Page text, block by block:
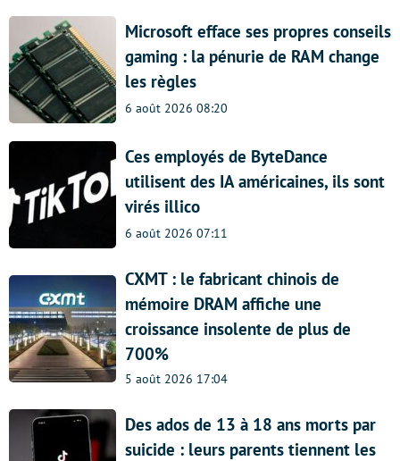
Microsoft efface ses propres conseils
gaming : la pénurie de RAM change
les règles
6 août 2026 08:20
Ces employés de ByteDance
utilisent des IA américaines, ils sont
virés illico
6 août 2026 07:11
CXMT : le fabricant chinois de
mémoire DRAM affiche une
croissance insolente de plus de
700%
5 août 2026 17:04
Des ados de 13 à 18 ans morts par
suicide : leurs parents tiennent les